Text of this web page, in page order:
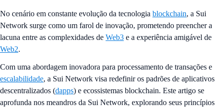
No cenário em constante evolução da tecnologia blockchain, a Sui
Network surge como um farol de inovação, prometendo preencher a
lacuna entre as complexidades de Web3 e a experiência amigável de
Web2.
Com uma abordagem inovadora para processamento de transações e
escalabilidade, a Sui Network visa redefinir os padrões de aplicativos
descentralizados (dapps) e ecossistemas blockchain. Este artigo se
aprofunda nos meandros da Sui Network, explorando seus princípios